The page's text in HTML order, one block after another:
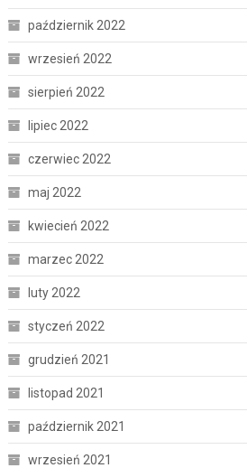
październik 2022
wrzesień 2022
sierpień 2022
lipiec 2022
czerwiec 2022
maj 2022
kwiecień 2022
marzec 2022
luty 2022
styczeń 2022
grudzień 2021
listopad 2021
październik 2021
wrzesień 2021